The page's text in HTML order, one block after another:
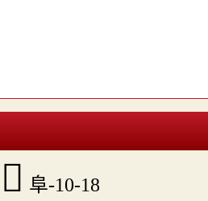
󶘥 阜-10-18